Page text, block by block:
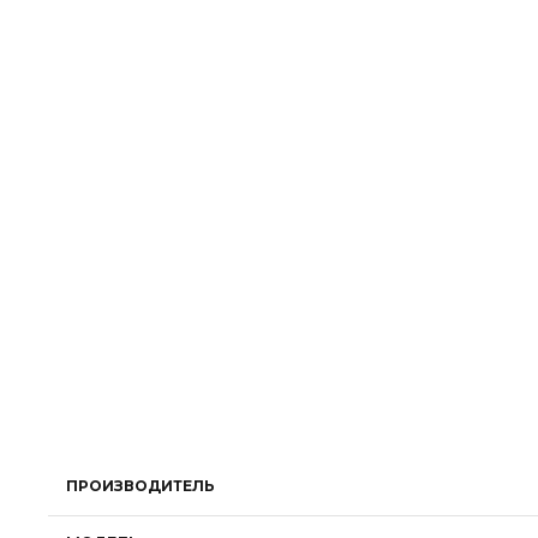
ПРОИЗВОДИТЕЛЬ